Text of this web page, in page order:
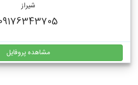
شیراز
09176343705
مشاهده پروفایل